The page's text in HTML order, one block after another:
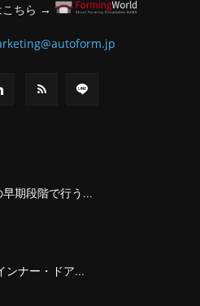
こちら →
期段階で行う...
ンナー・ドア...